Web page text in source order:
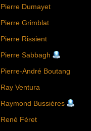
Pierre Dumayet
Pierre Grimblat
Pierre Rissient
Pierre Sabbagh
Pierre-André Boutang
Ray Ventura
Raymond Bussières
René Féret